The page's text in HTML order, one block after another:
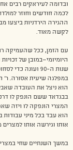
ובדומה לעיראקים רבים
לכמה חודשים וחוזר
ההגירה הירדניות ביצעו
לקשה מאוד.
עם הזמן, ככל שהעמיקה
היומיומי–במובן של
שנות ה-90
במפלגה שיעית אסורה. ר’
הוא ניצל את העובדה
בבגדאד ששם הונפק לו
המצרי הונפקה לו ויזה
הוא עבד בכל מיני
אותו וגירשה אותו
במשך השנתיים שחי